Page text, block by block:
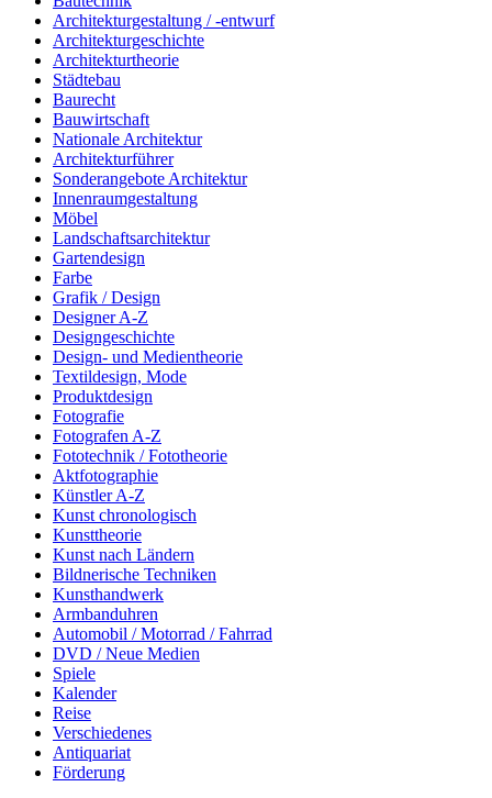
Architekturgestaltung / -entwurf
Architekturgeschichte
Architekturtheorie
Städtebau
Baurecht
Bauwirtschaft
Nationale Architektur
Architekturführer
Sonderangebote Architektur
Innenraumgestaltung
Möbel
Landschaftsarchitektur
Gartendesign
Farbe
Grafik / Design
Designer A-Z
Designgeschichte
Design- und Medientheorie
Textildesign, Mode
Produktdesign
Fotografie
Fotografen A-Z
Fototechnik / Fototheorie
Aktfotographie
Künstler A-Z
Kunst chronologisch
Kunsttheorie
Kunst nach Ländern
Bildnerische Techniken
Kunsthandwerk
Armbanduhren
Automobil / Motorrad / Fahrrad
DVD / Neue Medien
Spiele
Kalender
Reise
Verschiedenes
Antiquariat
Förderung